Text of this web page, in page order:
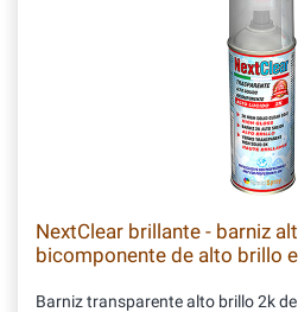
NextClear brillante - barniz
bicomponente de alto brillo
Barniz transparente alto brillo 2k